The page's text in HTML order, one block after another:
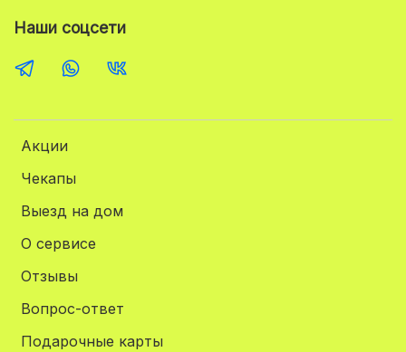
Акции
Чекапы
Выезд на дом
О сервисе
Отзывы
Вопрос-ответ
Подарочные карты
Наши соцсети